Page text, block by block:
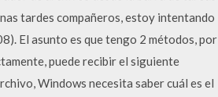
tardes compañeros, estoy intentando
El asunto es que tengo 2 métodos, por
puede recibir el siguiente
Windows necesita saber cuál es el